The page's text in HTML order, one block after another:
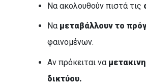
Να ακολουθούν πιστά τις
Να μεταβάλλουν το
φαινομένων.
Αν πρόκειται να
δικτύου.